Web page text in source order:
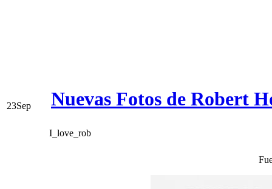
23Sep Nuevas Fotos de Robert
I_love_rob